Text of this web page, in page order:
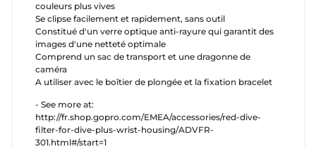
couleurs plus vives
Se clipse facilement et rapidement, sans outil
Constitué d'un verre optique anti-rayure qui garantit des
images d'une netteté optimale
Comprend un sac de transport et une dragonne de
caméra
A utiliser avec le boîtier de plongée et la fixation bracelet
- See more at:
http://fr.shop.gopro.com/EMEA/accessories/red-dive-
filter-for-dive-plus-wrist-housing/ADVFR-
301.html#/start=1